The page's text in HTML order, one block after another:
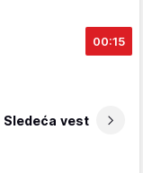
00:15
Sledeća vest